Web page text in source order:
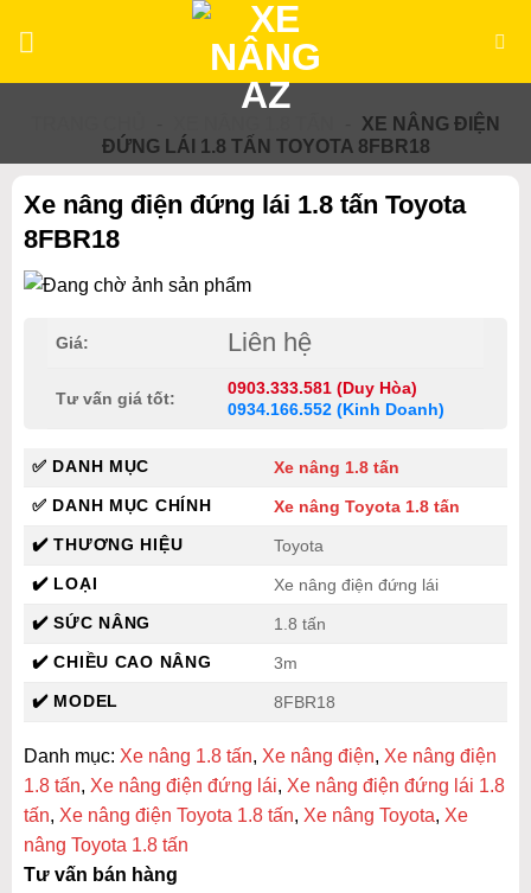
XE NÂNG ĐIỆN
ĐỨNG LÁI 1.8 TẤN TOYOTA 8FBR18
Xe nâng điện đứng lái 1.8 tấn Toyota
8FBR18
Giá: Liên hệ
Tư vấn giá tốt:
0903.333.581 (Duy Hòa)
0934.166.552 (Kinh Doanh)
✅ DANH MỤC
Xe nâng 1.8 tấn
✅ DANH MỤC CHÍNH
Xe nâng Toyota 1.8 tấn
✔️ THƯƠNG HIỆU
Toyota
✔️ LOẠI
Xe nâng điện đứng lái
✔️ SỨC NÂNG
1.8 tấn
✔️ CHIỀU CAO NÂNG
3m
✔️ MODEL
8FBR18
Danh mục: Xe nâng 1.8 tấn, Xe nâng điện, Xe nâng điện
1.8 tấn, Xe nâng điện đứng lái, Xe nâng điện đứng lái 1.8
tấn, Xe nâng điện Toyota 1.8 tấn, Xe nâng Toyota, Xe
nâng Toyota 1.8 tấn
Tư vấn bán hàng